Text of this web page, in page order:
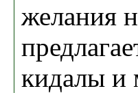
желания
кидалы и